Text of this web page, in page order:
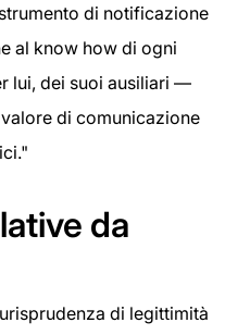
di notificazione
al know how di ogni
lui, dei suoi ausiliari —
di comunicazione
da
di legittimità